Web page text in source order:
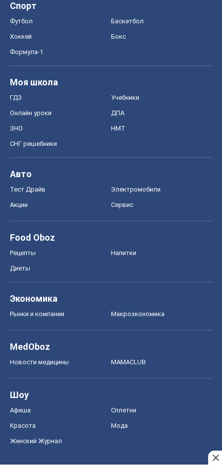
Спорт
Футбол Баскетбол
Хоккей Бокс
Формула-1
Моя школа
ГДЗ Учебники
Онлайн уроки ДПА
ЗНО НМТ
СНГ решебники
Авто
Тест Драйв Электромобили
Акции Сервис
Food Oboz
Рецепты Напитки
Диеты
Экономика
Рынки и компании Mакроэкономика
MedOboz
Новости медицины MAMACLUB
Шоу
Афиша Сплетни
Красота Мода
Женский Журнал